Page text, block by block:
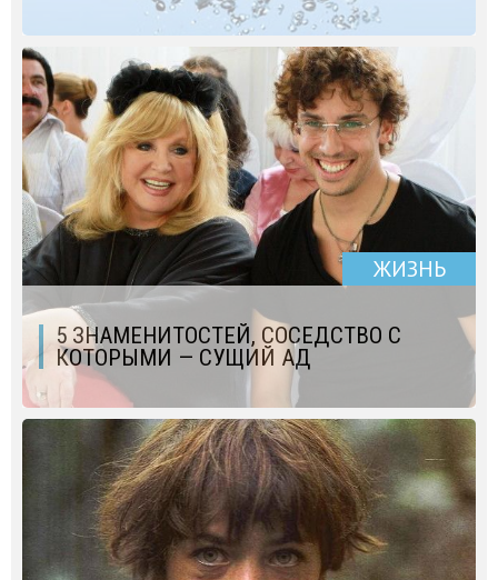
ЖИЗНЬ
5 ЗНАМЕНИТОСТЕЙ, СОСЕДСТВО С
КОТОРЫМИ — СУЩИЙ АД